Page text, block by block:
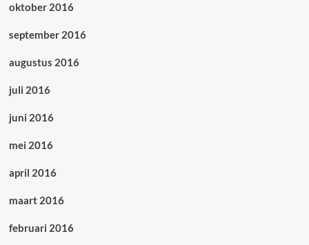
oktober 2016
september 2016
augustus 2016
juli 2016
juni 2016
mei 2016
april 2016
maart 2016
februari 2016